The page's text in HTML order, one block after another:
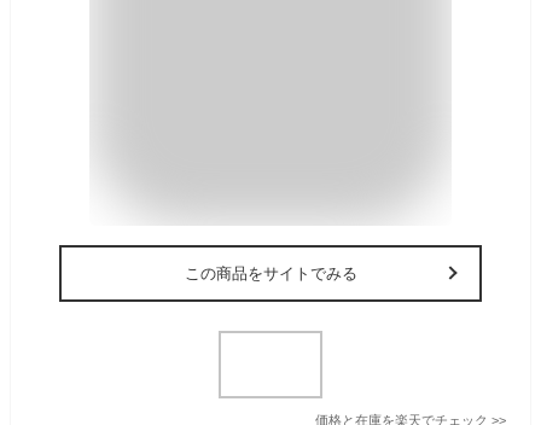
この商品をサイトでみる
価格と在庫を楽天でチェック >>